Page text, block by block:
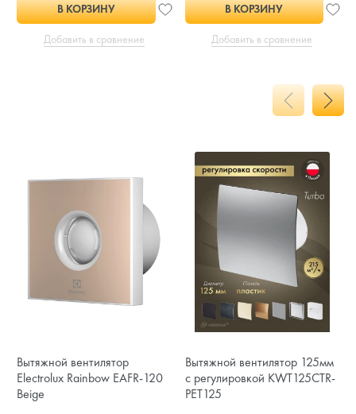
В КОРЗИНУ
Добавить в сравнение
В КОРЗИНУ
Добавить в сравнение
Вытяжной вентилятор
Electrolux Rainbow EAFR-120
Beige
Вытяжной вентилятор 125мм
с регулировкой KWT125CTR-
PET125